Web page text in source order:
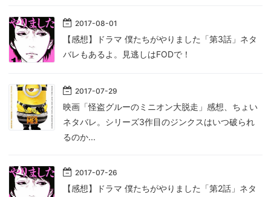
2017-08-01
【感想】ドラマ 僕たちがやりました「第3話」ネタ
バレもあるよ。見逃しはFODで！
2017-07-29
映画「怪盗グルーのミニオン大脱走」感想、ちょい
ネタバレ。シリーズ3作目のジンクスはいつ破られ
るのか...
2017-07-26
【感想】ドラマ 僕たちがやりました「第2話」ネタ